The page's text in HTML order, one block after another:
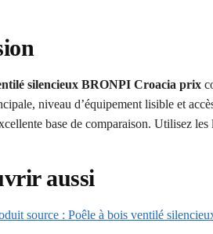
silencieux BRONPI Croacia prix
niveau d’équipement lisible et
base de comparaison. Utilisez
aussi
source : Poêle à bois ventilé